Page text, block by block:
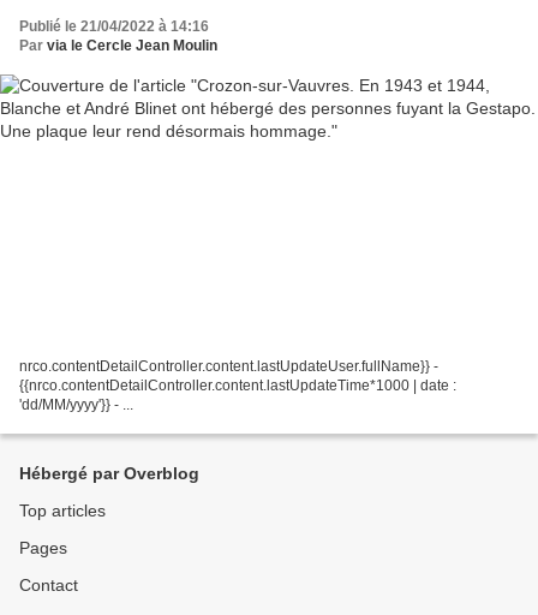
Publié le 21/04/2022 à 14:16
Par via le Cercle Jean Moulin
nrco.contentDetailController.content.lastUpdateUser.fullName}} -
{{nrco.contentDetailController.content.lastUpdateTime*1000 | date :
'dd/MM/yyyy'}} - ...
Hébergé par Overblog
Top articles
Pages
Contact